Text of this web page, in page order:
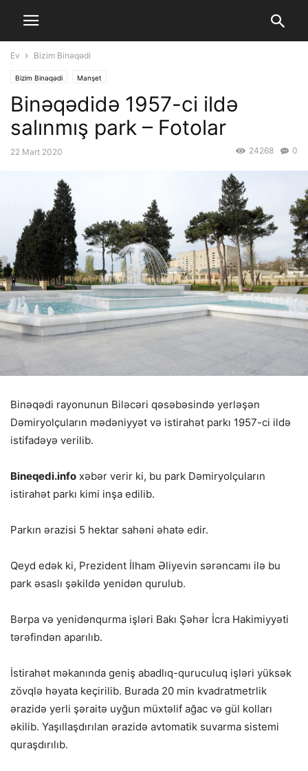
Ev Bizim Binəqədi
Bizim Binəqədi Manşet
Binəqədidə 1957-ci ildə
salınmış park – Fotolar
22 Mart 2020 0
24268
Binəqədi rayonunun Biləcəri qəsəbəsində yerləşən
Dəmiryolçuların mədəniyyət və istirahət parkı 1957-ci ildə
istifadəyə verilib.
Bineqedi.info xəbər verir ki, bu park Dəmiryolçuların
istirahət parkı kimi inşa edilib.
Parkın ərazisi 5 hektar sahəni əhatə edir.
Qeyd edək ki, Prezident İlham Əliyevin sərəncamı ilə bu
park əsaslı şəkildə yenidən qurulub.
Bərpa və yenidənqurma işləri Bakı Şəhər İcra Hakimiyyəti
tərəfindən aparılıb.
İstirahət məkanında geniş abadlıq-quruculuq işləri yüksək
zövqlə həyata keçirilib. Burada 20 min kvadratmetrlik
ərazidə yerli şəraitə uyğun müxtəlif ağac və gül kolları
əkilib. Yaşıllaşdırılan ərazidə avtomatik suvarma sistemi
quraşdırılıb.